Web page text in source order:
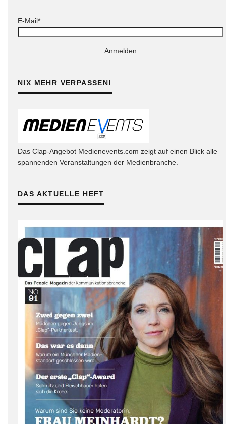
E-Mail*
Anmelden
NIX MEHR VERPASSEN!
Das Clap-Angebot Medienevents.com zeigt auf einen Blick alle
spannenden Veranstaltungen der Medienbranche.
DAS AKTUELLE HEFT